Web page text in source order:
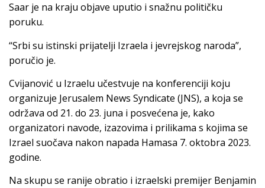
Saar je na kraju objave uputio i snažnu političku
poruku.
“Srbi su istinski prijatelji Izraela i jevrejskog naroda”,
poručio je.
Cvijanović u Izraelu učestvuje na konferenciji koju
organizuje Jerusalem News Syndicate (JNS), a koja se
održava od 21. do 23. juna i posvećena je, kako
organizatori navode, izazovima i prilikama s kojima se
Izrael suočava nakon napada Hamasa 7. oktobra 2023.
godine.
Na skupu se ranije obratio i izraelski premijer Benjamin